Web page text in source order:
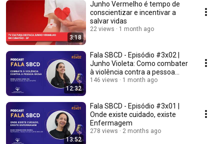
3:18
Junho Vermelho é tempo de
conscientizar e incentivar a
salvar vidas
22 views 1 month ago
12:32
Fala SBCD - Episódio #3x02 |
Junho Violeta: Como combater
à violência contra a pessoa
idosa?
146 views 1 month ago
13:52
Fala SBCD - Episódio #3x01 |
Onde existe cuidado, existe
Enfermagem
278 views 2 months ago